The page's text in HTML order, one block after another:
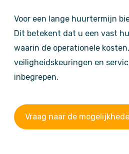
Voor een lange huurtermijn
Dit betekent dat u een vast
waarin de operationele
veiligheidskeuringen en
inbegrepen.
Vraag naar de